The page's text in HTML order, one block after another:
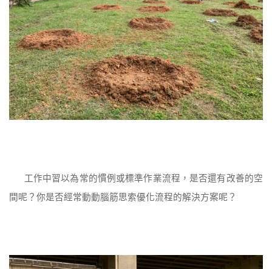
工作中習以為常的慣例或標準作業流程，是否還有改善的空
間呢？你是否經常動動腦筋思索優化流程的解決方案呢？